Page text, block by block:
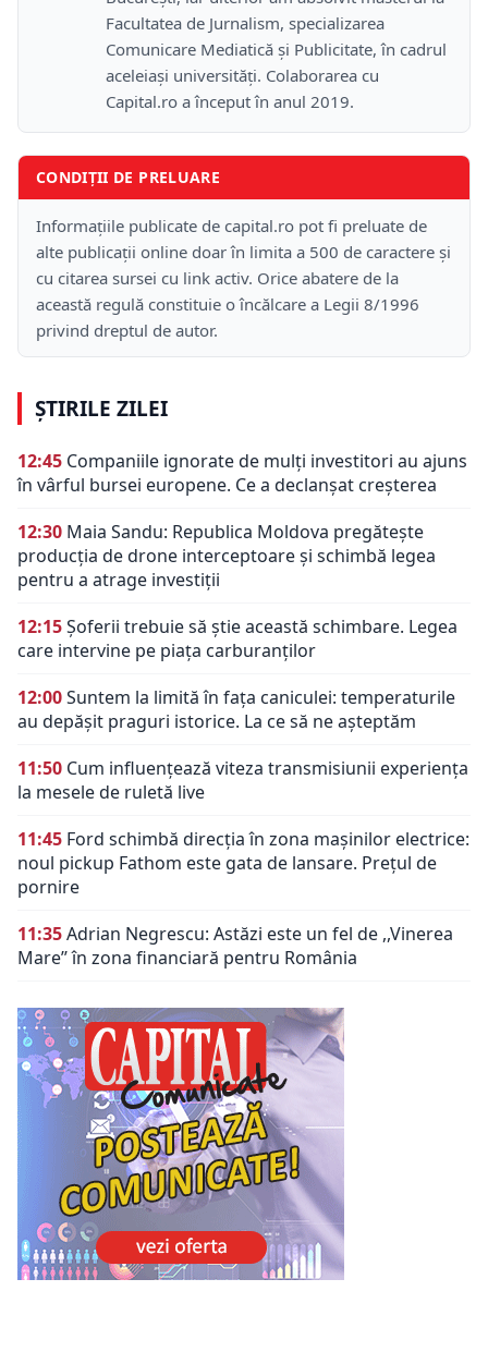
Facultatea de Jurnalism, specializarea
Comunicare Mediatică și Publicitate, în cadrul
aceleiași universități. Colaborarea cu
Capital.ro a început în anul 2019.
CONDIȚII DE PRELUARE
Informațiile publicate de capital.ro pot fi preluate de
alte publicații online doar în limita a 500 de caractere și
cu citarea sursei cu link activ. Orice abatere de la
această regulă constituie o încălcare a Legii 8/1996
privind dreptul de autor.
ȘTIRILE ZILEI
12:45 Companiile ignorate de mulți investitori au ajuns
în vârful bursei europene. Ce a declanșat creșterea
12:30 Maia Sandu: Republica Moldova pregătește
producția de drone interceptoare și schimbă legea
pentru a atrage investiții
12:15Șoferii trebuie să știe această schimbare. Legea
care intervine pe piața carburanților
12:00Suntem la limită în fața caniculei: temperaturile
au depășit praguri istorice. La ce să ne așteptăm
11:50 Cum influențează viteza transmisiunii experiența
la mesele de ruletă live
11:45 Ford schimbă direcția în zona mașinilor electrice:
noul pickup Fathom este gata de lansare. Prețul de
pornire
11:35Adrian Negrescu: Astăzi este un fel de ,,Vinerea
Mare’’ în zona financiară pentru România